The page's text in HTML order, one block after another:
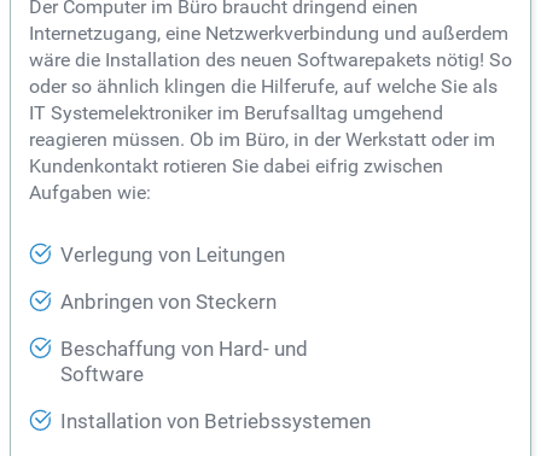
Der Computer im Büro braucht dringend einen
Internetzugang, eine Netzwerkverbindung und außerdem
wäre die Installation des neuen Softwarepakets nötig! So
oder so ähnlich klingen die Hilferufe, auf welche Sie als
IT Systemelektroniker im Berufsalltag umgehend
reagieren müssen. Ob im Büro, in der Werkstatt oder im
Kundenkontakt rotieren Sie dabei eifrig zwischen
Aufgaben wie:
Verlegung von Leitungen
Anbringen von Steckern
Beschaffung von Hard- und
Software
Installation von Betriebssystemen